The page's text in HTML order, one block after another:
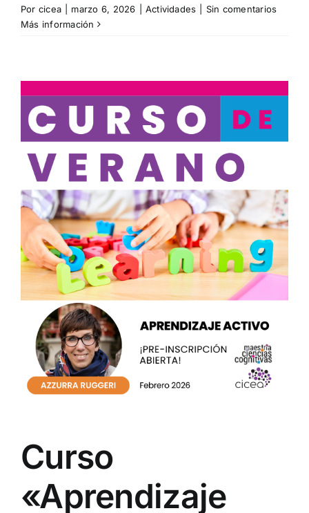
Por cicea marzo 6, 2026 Actividades
Sin comentarios
Más información
Curso
«Aprendizaje